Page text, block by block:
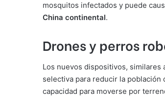
mosquitos infectados y puede
China continental.
Drones y perros
Los nuevos dispositivos, similares
selectiva para reducir la población
capacidad para moverse por